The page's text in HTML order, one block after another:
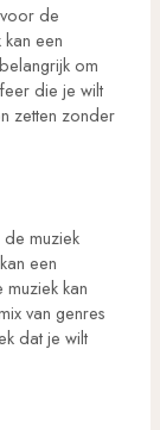
de
een
om
die je wilt
zetten zonder
de muziek
een
kan
van genres
dat je wilt